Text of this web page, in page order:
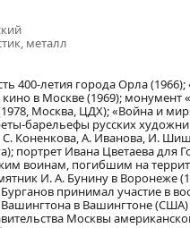
металл
400-летия города Орла
в Москве (1969); монумент
Москва, ЦДХ); «Война и
барельефы русских
Коненкова, А. Иванова, И.
портрет Ивана Цветаева для
воинам, погибшим на
И. А. Бунину в Воронеже
принимал участие в
в Вашингтоне
Москвы